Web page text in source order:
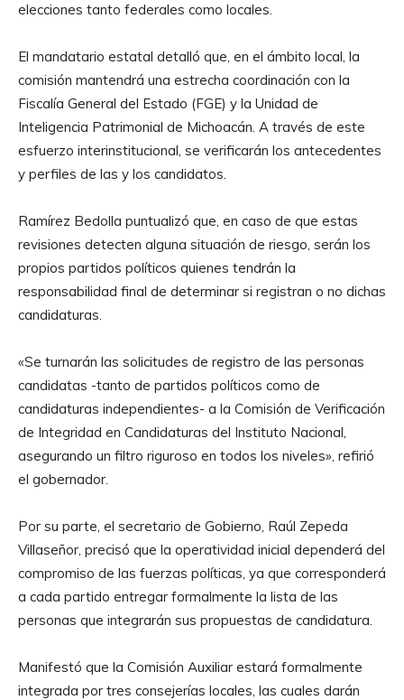
elecciones tanto federales como locales.
El mandatario estatal detalló que, en el ámbito local, la
comisión mantendrá una estrecha coordinación con la
Fiscalía General del Estado (FGE) y la Unidad de
Inteligencia Patrimonial de Michoacán. A través de este
esfuerzo interinstitucional, se verificarán los antecedentes
y perfiles de las y los candidatos.
Ramírez Bedolla puntualizó que, en caso de que estas
revisiones detecten alguna situación de riesgo, serán los
propios partidos políticos quienes tendrán la
responsabilidad final de determinar si registran o no dichas
candidaturas.
«Se turnarán las solicitudes de registro de las personas
candidatas -tanto de partidos políticos como de
candidaturas independientes- a la Comisión de Verificación
de Integridad en Candidaturas del Instituto Nacional,
asegurando un filtro riguroso en todos los niveles», refirió
el gobernador.
Por su parte, el secretario de Gobierno, Raúl Zepeda
Villaseñor, precisó que la operatividad inicial dependerá del
compromiso de las fuerzas políticas, ya que corresponderá
a cada partido entregar formalmente la lista de las
personas que integrarán sus propuestas de candidatura.
Manifestó que la Comisión Auxiliar estará formalmente
integrada por tres consejerías locales, las cuales darán